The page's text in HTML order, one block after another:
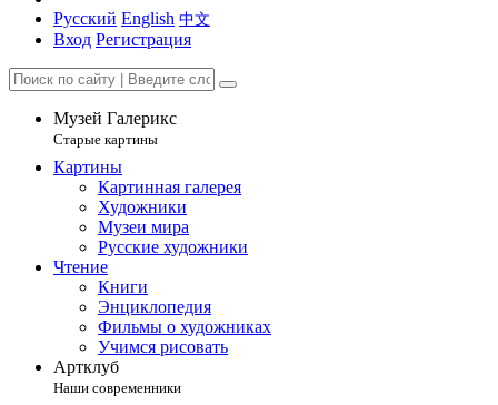
Русский English 中文
Вход Регистрация
Музей Галерикс
Старые картины
Картины
Картинная галерея
Художники
Музеи мира
Русские художники
Чтение
Книги
Энциклопедия
Фильмы о художниках
Учимся рисовать
Артклуб
Наши современники